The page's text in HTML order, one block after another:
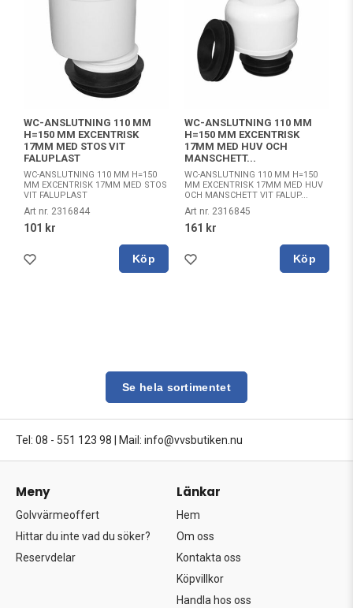
WC-ANSLUTNING 110 MM
H=150 MM EXCENTRISK
17MM MED STOS VIT
FALUPLAST
WC-ANSLUTNING 110 MM H=150
MM EXCENTRISK 17MM MED STOS
VIT FALUPLAST
Art nr. 2316844
101 kr
Köp
WC-ANSLUTNING 110 MM
H=150 MM EXCENTRISK
17MM MED HUV OCH
MANSCHETT...
WC-ANSLUTNING 110 MM H=150
MM EXCENTRISK 17MM MED HUV
OCH MANSCHETT VIT FALUP...
Art nr. 2316845
161 kr
Köp
Se hela sortimentet
Tel: 08 - 551 123 98 Mail: info@vvsbutiken.nu
Meny
Golvvärmeoffert
Hittar du inte vad du söker?
Reservdelar
Länkar
Hem
Om oss
Kontakta oss
Köpvillkor
Handla hos oss